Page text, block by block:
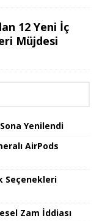
12 Yeni İç
Müjdesi
Yenilendi
AirPods
Seçenekleri
Zam İddiası